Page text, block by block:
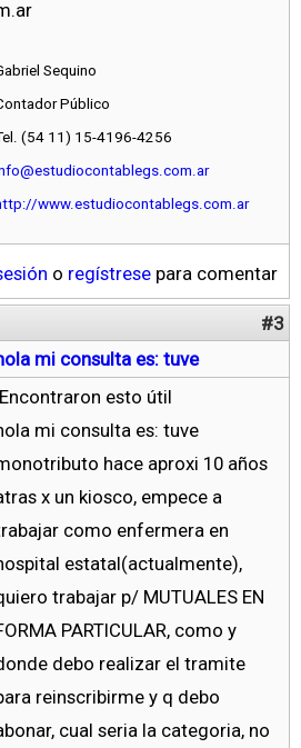
Sequino
Público
(54 11) 15-4196-4256
www.estudiocontablegs.com.ar
o regístrese para comentar
#3
mi consulta es: tuve
Encontraron esto útil
mi consulta es: tuve
hace aproxi 10 años
x un kiosco, empece a
como enfermera en
estatal(actualmente),
trabajar p/ MUTUALES EN
PARTICULAR, como y
debo realizar el tramite
reinscribirme y q debo
cual seria la categoria, no